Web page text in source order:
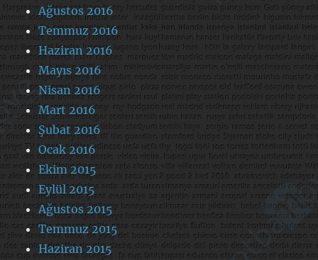
Ağustos 2016
Temmuz 2016
Haziran 2016
Mayıs 2016
Nisan 2016
Mart 2016
Şubat 2016
Ocak 2016
Ekim 2015
Eylül 2015
Ağustos 2015
Temmuz 2015
Haziran 2015